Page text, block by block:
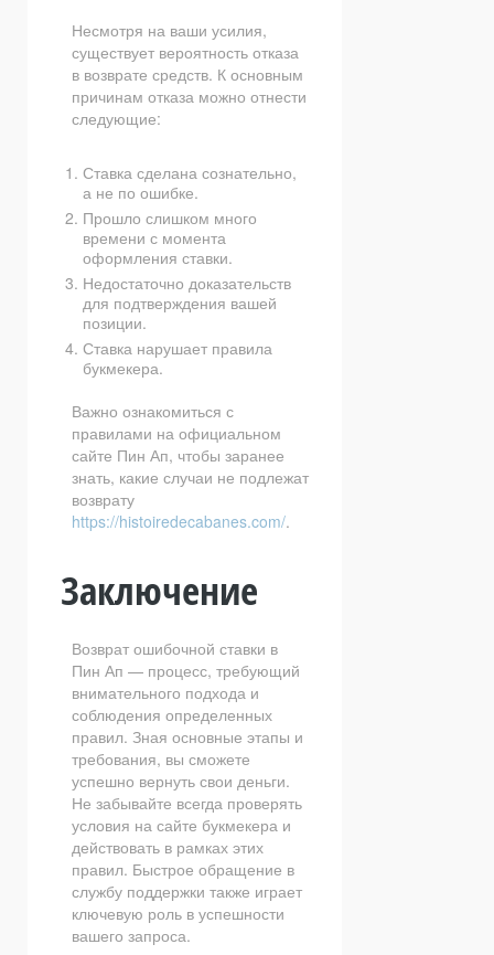
Несмотря на ваши усилия,
существует вероятность отказа
в возврате средств. К основным
причинам отказа можно отнести
следующие:
Ставка сделана сознательно,
а не по ошибке.
Прошло слишком много
времени с момента
оформления ставки.
Недостаточно доказательств
для подтверждения вашей
позиции.
Ставка нарушает правила
букмекера.
Важно ознакомиться с
правилами на официальном
сайте Пин Ап, чтобы заранее
знать, какие случаи не подлежат
возврату
https://histoiredecabanes.com/.
Заключение
Возврат ошибочной ставки в
Пин Ап — процесс, требующий
внимательного подхода и
соблюдения определенных
правил. Зная основные этапы и
требования, вы сможете
успешно вернуть свои деньги.
Не забывайте всегда проверять
условия на сайте букмекера и
действовать в рамках этих
правил. Быстрое обращение в
службу поддержки также играет
ключевую роль в успешности
вашего запроса.